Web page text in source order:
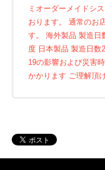
ミオーダーメイドシ
おります。 通常のお
す。 海外製品 製造日
度 日本製品 製造日数
19の影響および災害
かかります ご理解頂